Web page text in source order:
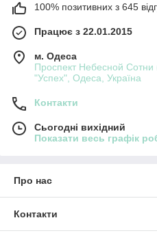
100% позитивних з 645
Працює з 22.01.2015
м. Одеса
Проспект Небесной
"Успех", Одеса, Україна
Контакти
Сьогодні вихідний
Показати весь графік
Про нас
Контакти